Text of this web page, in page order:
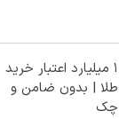
۱ میلیارد اعتبار خرید
طلا | بدون ضامن و
چک